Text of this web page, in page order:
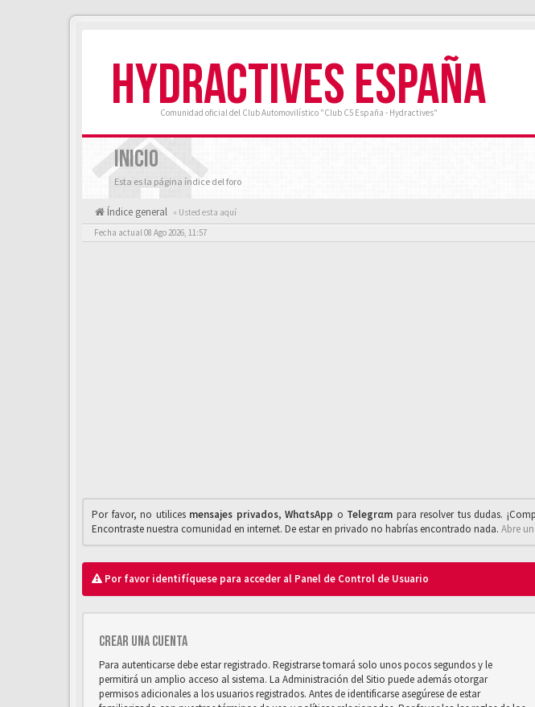
HYDRACTIVES ESPAÑA
Comunidad oficial del Club Automovilístico "Club C5 España - Hydractives"
INICIO
Esta es la página índice del foro
Índice general « Usted esta aquí
Fecha actual 08 Ago 2026, 11:57
Por favor, no utilices mensajes privados,WhαtsApp o Telegrαm para resolver tus dudas.
Encontraste nuestra comunidad en internet. De estar en privado no habrías encontrado nada. Abre
Por favor identifíquese para acceder al Panel de Control de Usuario
Crear una cuenta
Para autenticarse debe estar registrado. Registrarse tomará solo unos pocos segundos y le
permitirá un amplio acceso al sistema. La Administración del Sitio puede además otorgar
permisos adicionales a los usuarios registrados. Antes de identificarse asegúrese de estar